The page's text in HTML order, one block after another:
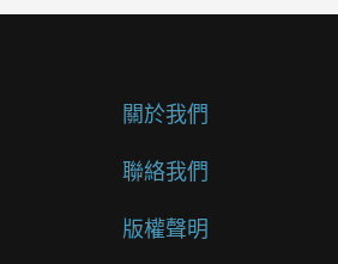
關於我們
聯絡我們
版權聲明